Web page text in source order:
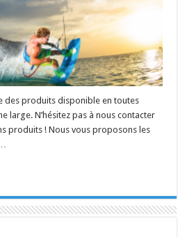
des produits disponible en toutes
large. N’hésitez pas à nous contacter
produits ! Nous vous proposons les